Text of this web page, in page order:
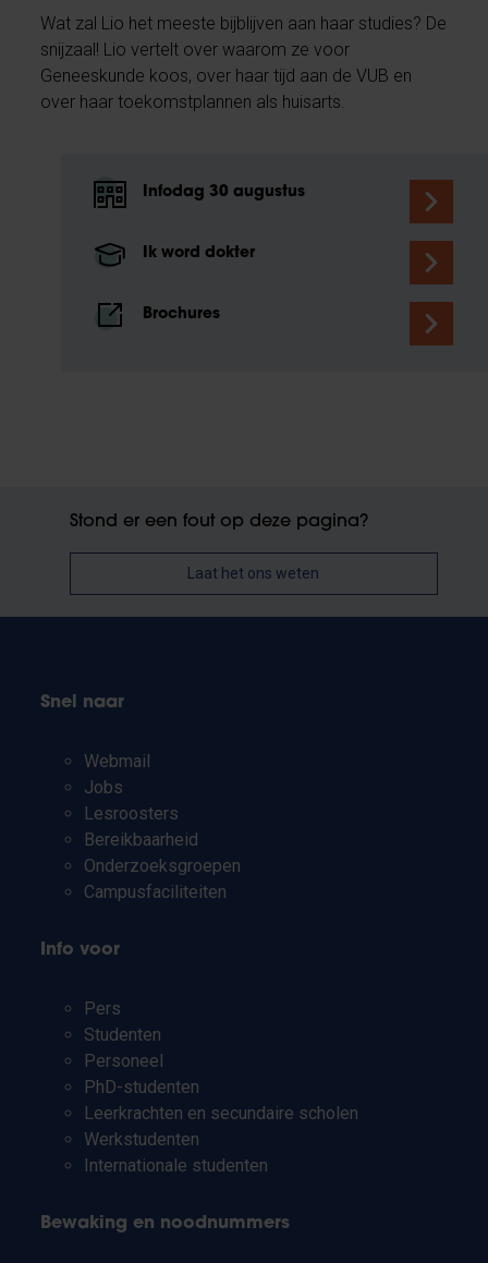
Wat zal Lio het meeste bijblijven aan haar studies? De
snijzaal! Lio vertelt over waarom ze voor
Geneeskunde koos, over haar tijd aan de VUB en
over haar toekomstplannen als huisarts.
Infodag 30 augustus
Ik word dokter
Brochures
Stond er een fout op deze pagina?
Laat het ons weten
Snel naar
Webmail
Jobs
Lesroosters
Bereikbaarheid
Onderzoeksgroepen
Campusfaciliteiten
Info voor
Pers
Studenten
Personeel
PhD-studenten
Leerkrachten en secundaire scholen
Werkstudenten
Internationale studenten
Bewaking en noodnummers